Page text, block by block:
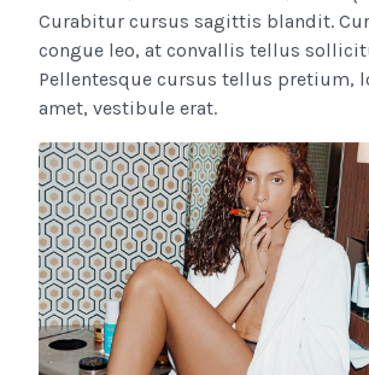
Curabitur cursus sagittis blandit.
congue leo, at convallis tellus
Pellentesque cursus tellus pretium,
amet, vestibule erat.